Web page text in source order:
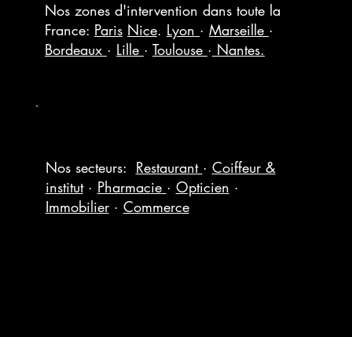
Nos zones d'intervention dans toute la
France: Paris Nice. Lyon · Marseille ·
Bordeaux · Lille · Toulouse · Nantes.
Nos secteurs: Restaurant · Coiffeur &
institut · Pharmacie · Opticien ·
Immobilier· Commerce